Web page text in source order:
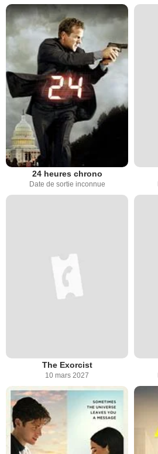
24 heures chrono
Date de sortie inconnue
The Exorcist
10 mars 2027